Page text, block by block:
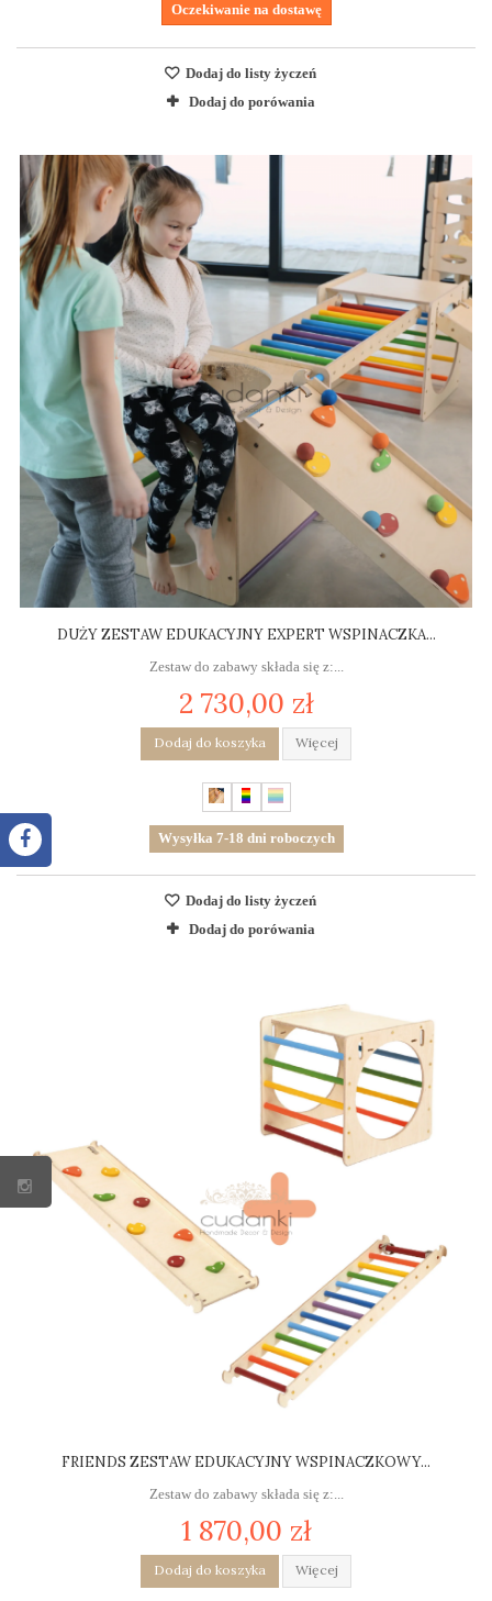
Oczekiwanie na dostawę
Dodaj do listy życzeń
Dodaj do porówania
DUŻY ZESTAW EDUKACYJNY EXPERT WSPINACZKA...
Zestaw do zabawy składa się z:...
2 730,00 zł
Dodaj do koszyka Więcej
Wysyłka 7-18 dni roboczych
Dodaj do listy życzeń
Dodaj do porówania
FRIENDS ZESTAW EDUKACYJNY WSPINACZKOWY...
Zestaw do zabawy składa się z:...
1 870,00 zł
Dodaj do koszyka Więcej